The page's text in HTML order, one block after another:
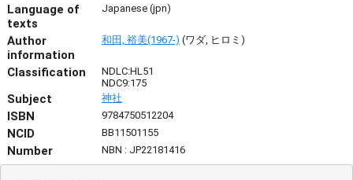
Language of
texts
Japanese (jpn)
Author
information
和田, 裕美(1967-) (ワダ, ヒロミ)
Classification
NDLC:HL51
NDC9:175
Subject 神社
ISBN 9784750512204
NCID BB11501155
Number NBN : JP22181416